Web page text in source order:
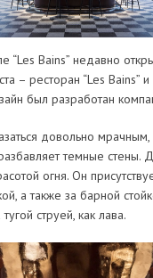
“Les Bains” недавно
– ресторан “Les Bains”
был разработан
довольно мрачным,
темные стены.
огня. Он
а также за барной
струей, как лава.